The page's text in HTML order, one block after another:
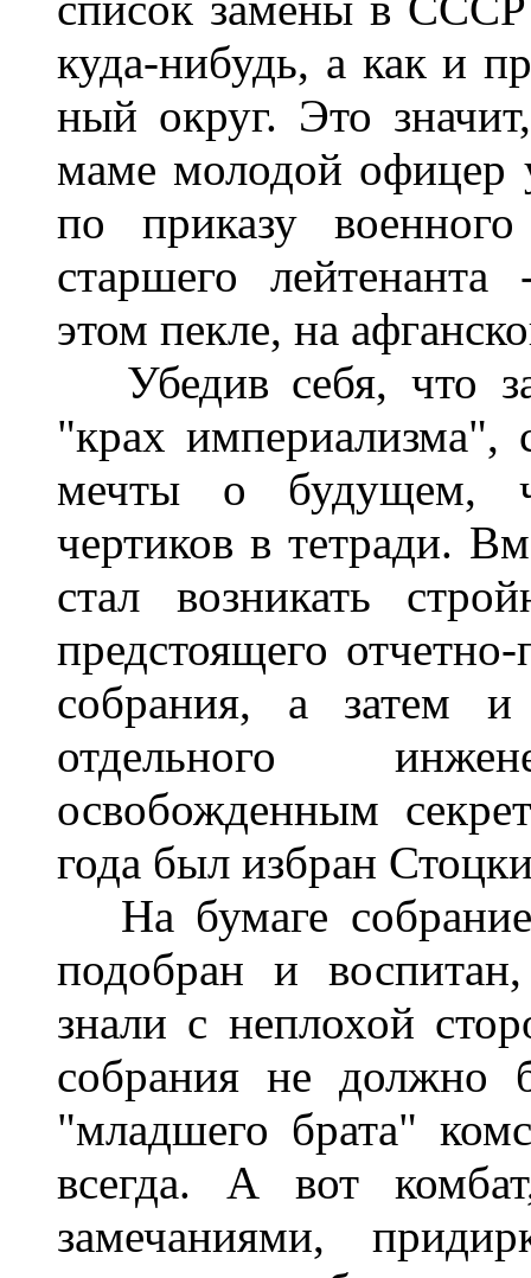
куда-нибудь, а как и
ный округ. Это значит
маме молодой офицер
по
приказу
военного
старшего
лейтенанта
этом пекле, на
Убедив себя,что
"крах империа­лизма",
мечты
о будущем,
чертиков в тетради.
стал
возникать
предстоящего отчетно-
собрания, а затем
и
отдельного
освобожденным
года был избран
На бумаге собрание
подобран
и воспитан
знали с неплохой
собрания не должно
"младшего брата"
всегда. А вот комбат
замечаниями,